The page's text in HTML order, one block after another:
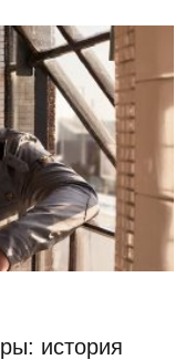
история